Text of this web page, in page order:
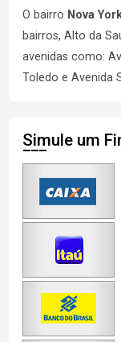
O bairro Nova
bairros, Alto da
avenidas como:
Toledo e Avenida
Simule um